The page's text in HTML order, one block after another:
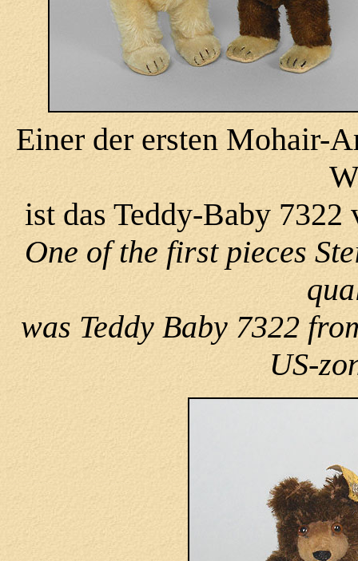
Einer der ersten Mohair-
ist das Teddy-Baby
One of the first pieces
was Teddy Baby 7322
US-